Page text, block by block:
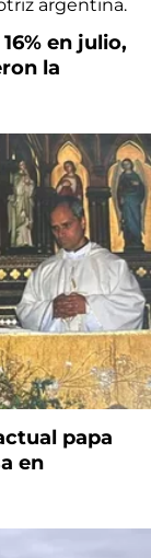
en julio,
la
papa
en